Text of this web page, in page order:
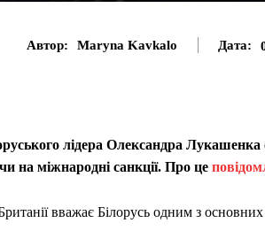
Автор: Maryna Kavkalo Дата:
лідера Олександра
на міжнародні санкції. Про це
вважає Білорусь одним з